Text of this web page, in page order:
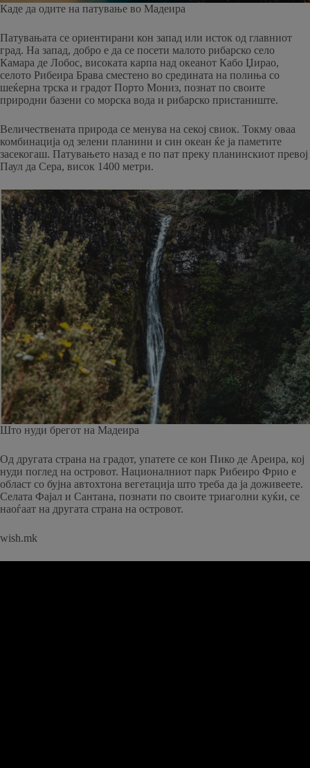
Каде да одите на патување во Мадеира
Патувањата се ориентирани кон запад или исток од главниот
град. На запад, добро е да се посети малото рибарско село
Камара де Лобос, високата карпа над океанот Кабо Џирао,
селото Рибеира Брава сместено во средината на полиња со
шеќерна трска и градот Порто Мониз, познат по своите
природни базени со морска вода и рибарско пристаниште.
Величествената природа се менува на секој свиок. Токму оваа
комбинација од зелени планини и син океан ќе ја паметите
засекогаш. Патувањето назад е по пат преку планинскиот превој
Паул да Сера, висок 1400 метри.
Што нуди брегот на Мадеира
Од другата страна на градот, упатете се кон Пико де Ареира, кој
нуди поглед на островот. Националниот парк Рибеиро Фрио е
област со бујна автохтона вегетација што треба да ја доживеете.
Селата Фајал и Сантана, познати по своите триаголни куќи, се
наоѓаат на другата страна на островот.
wish.mk